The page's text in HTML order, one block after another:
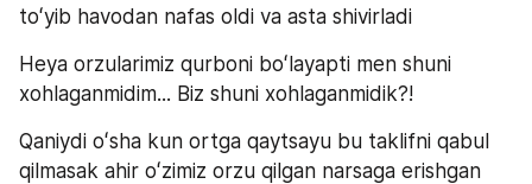
toʻyib havodan nafas oldi va asta shivirladi
Heya orzularimiz qurboni boʻlayapti men shuni
xohlaganmidim... Biz shuni xohlaganmidik?!
Qaniydi oʻsha kun ortga qaytsayu bu taklifni qabul
qilmasak ahir oʻzimiz orzu qilgan narsaga erishgan